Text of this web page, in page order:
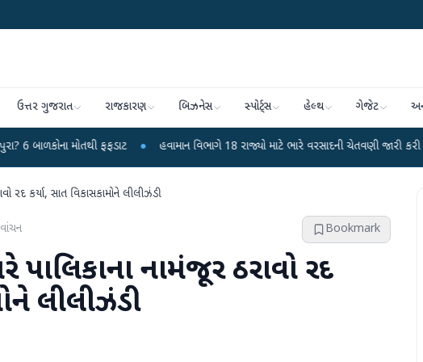
ઉત્તર ગુજરાત રાજકારણ બિઝનેસ સ્પોર્ટ્સ હેલ્થ ગેજેટ
ફફડાટ ● હવામાન વિભાગે 18 રાજ્યો માટે ભારે વરસાદની ચેતવણી જારી કરી ●
રદ કર્યા, સાત વિકાસકામોને લીલીઝંડી
Bookmark
પાલિકાના નામંજૂર ઠરાવો રદ
લીલીઝંડી